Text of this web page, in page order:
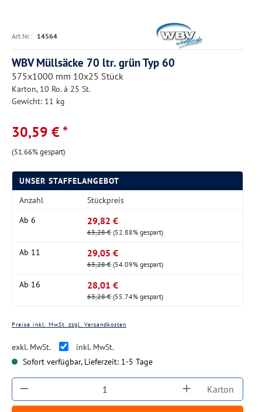
Art.Nr.: 14564
WBV Müllsäcke 70 ltr. grün Typ 60
575x1000 mm 10x25 Stück
Karton, 10 Ro. á 25 St.
Gewicht: 11 kg
30,59 € *
(51.66% gespart)
UNSER STAFFELANGEBOT
Anzahl
Stückpreis
Ab 6 29,82 €
63,28 € (52.88% gespart)
Ab 11 29,05 €
63,28 € (54.09% gespart)
Ab 16 28,01 €
63,28 € (55.74% gespart)
Preise inkl. MwSt. zzgl. Versandkosten
exkl. MwSt.
inkl. MwSt.
Sofort verfügbar, Lieferzeit: 1-5 Tage
Produkt Anzahl: Gib den gewünschten
Karton